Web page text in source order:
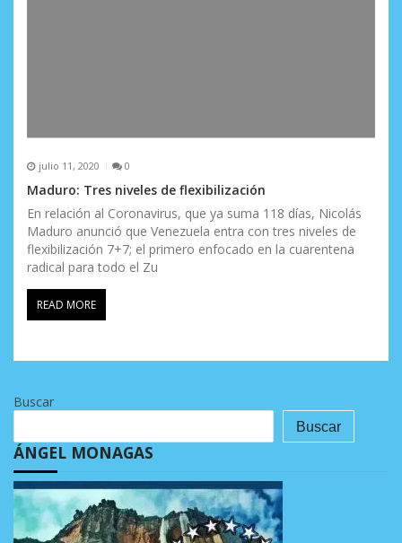
julio 11, 2020 0
Maduro: Tres niveles de flexibilización
En relación al Coronavirus, que ya suma 118 días, Nicolás
Maduro anunció que Venezuela entra con tres niveles de
flexibilización 7+7; el primero enfocado en la cuarentena
radical para todo el Zu
READ MORE
Buscar
Buscar
ÁNGEL MONAGAS